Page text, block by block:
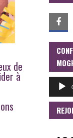
de
à